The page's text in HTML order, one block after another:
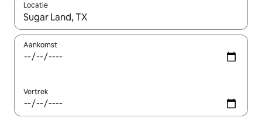
Locatie
Wanneer er suggesties beschikbaar zijn, maak je een keuze
Aankomst
Vertrek